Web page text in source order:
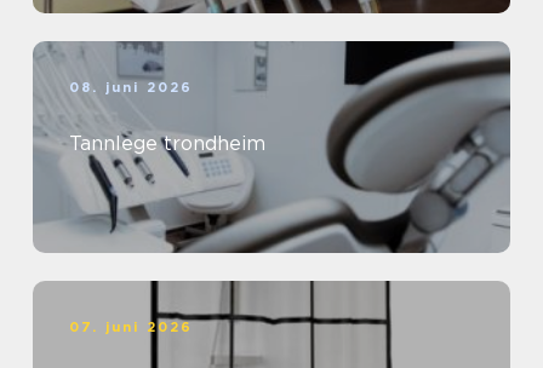
08. juni 2026
Tannlege trondheim
07. juni 2026